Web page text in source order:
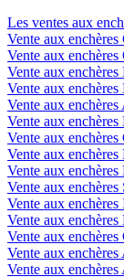
Les ventes aux
Vente aux
Vente aux
Vente aux
Vente aux
Vente aux
Vente aux
Vente aux
Vente aux
Vente aux
Vente aux
Vente aux
Vente aux
Vente aux
Vente aux
Vente aux